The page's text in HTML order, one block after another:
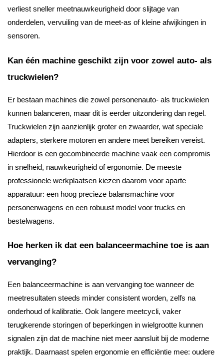
verliest sneller meetnauwkeurigheid door slijtage van
onderdelen, vervuiling van de meet-as of kleine afwijkingen in
sensoren.
Kan één machine geschikt zijn voor zowel auto- als
truckwielen?
Er bestaan machines die zowel personenauto- als truckwielen
kunnen balanceren, maar dit is eerder uitzondering dan regel.
Truckwielen zijn aanzienlijk groter en zwaarder, wat speciale
adapters, sterkere motoren en andere meet bereiken vereist.
Hierdoor is een gecombineerde machine vaak een compromis
in snelheid, nauwkeurigheid of ergonomie. De meeste
professionele werkplaatsen kiezen daarom voor aparte
apparatuur: een hoog precieze balansmachine voor
personenwagens en een robuust model voor trucks en
bestelwagens.
Hoe herken ik dat een balanceermachine toe is aan
vervanging?
Een balanceermachine is aan vervanging toe wanneer de
meetresultaten steeds minder consistent worden, zelfs na
onderhoud of kalibratie. Ook langere meetcycli, vaker
terugkerende storingen of beperkingen in wielgrootte kunnen
signalen zijn dat de machine niet meer aansluit bij de moderne
praktijk. Daarnaast spelen ergonomie en efficiëntie mee: oudere